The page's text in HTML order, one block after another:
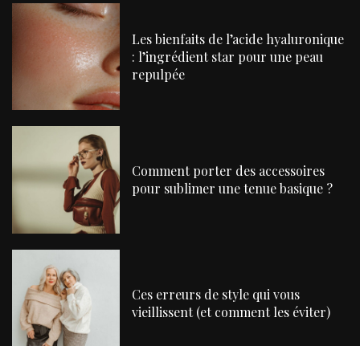
Les bienfaits de l’acide hyaluronique
: l’ingrédient star pour une peau
repulpée
Comment porter des accessoires
pour sublimer une tenue basique ?
Ces erreurs de style qui vous
vieillissent (et comment les éviter)